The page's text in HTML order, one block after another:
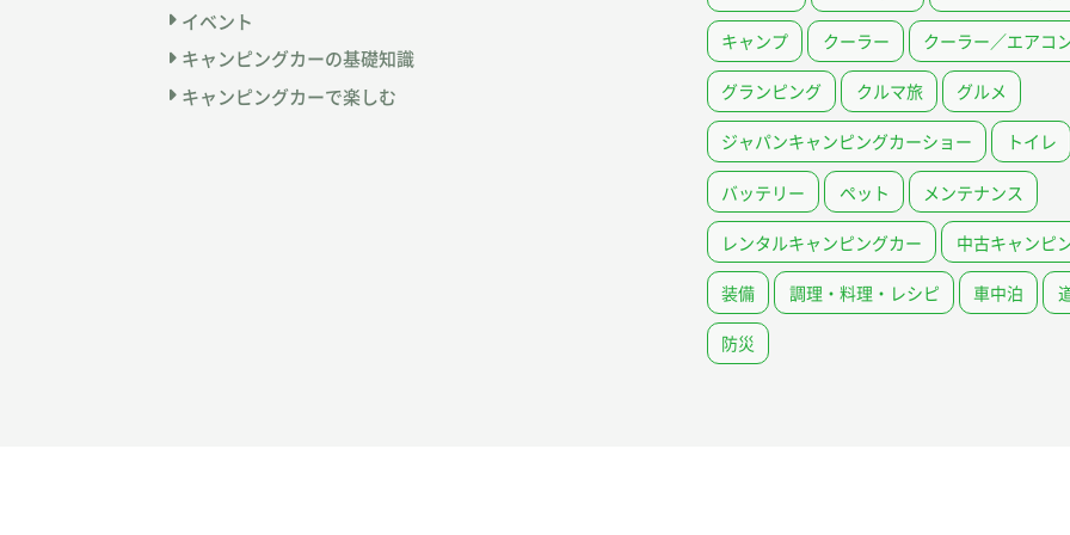
イベント
キャンピングカーの基礎知識
キャンピングカーで楽しむ
キャンプ クーラー クーラー／エアコ
グランピング クルマ旅 グルメ
ジャパンキャンピングカーショー トイレ
バッテリー ペット メンテナンス
レンタルキャンピングカー 中古キャンピ
装備 調理・料理・レシピ 車中泊
防災